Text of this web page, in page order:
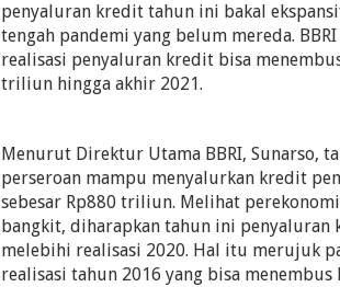
penyaluran kredit tahun ini bakal
tengah pandemi yang belum mereda.
realisasi penyaluran kredit bisa
triliun hingga akhir 2021.
Menurut Direktur Utama BBRI, Sunarso,
perseroan mampu menyalurkan kredit
sebesar Rp880 triliun. Melihat
bangkit, diharapkan tahun ini penyaluran
melebihi realisasi 2020. Hal itu merujuk
realisasi tahun 2016 yang bisa menembus